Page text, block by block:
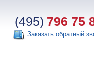
(495) 796 75
Заказать обратный